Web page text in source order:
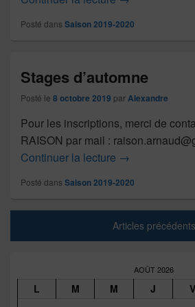
Posté dans Saison 2019-2020
Stages d’automne
Posté le 8 octobre 2019 parAlexandre
Pour les inscriptions, merci de
RAISON par mail :
Continuer la lecture Stages
→
Posté dans Saison 2019-2020
Articles précédents
de
widget
AOÛT 2026
L M M J V